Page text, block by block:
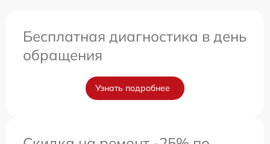
Бесплатная диагностика в день
обращения
Узнать подробнее